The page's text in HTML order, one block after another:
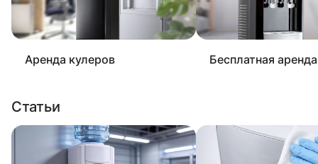
Аренда кулеров Бесплатная
Статьи